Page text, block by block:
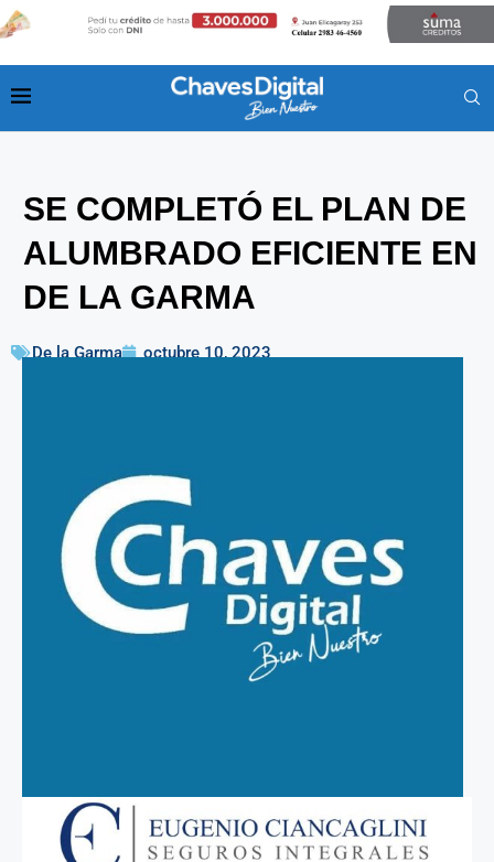
SE COMPLETÓ EL PLAN DE
ALUMBRADO EFICIENTE EN
DE LA GARMA
De la Garma octubre 10, 2023